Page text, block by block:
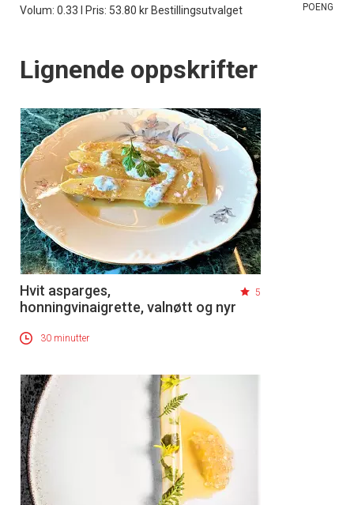
Volum: 0.33 l Pris: 53.80 kr Bestillingsutvalget POENG
Lignende oppskrifter
Hvit asparges,
honningvinaigrette, valnøtt og nyr
5
30 minutter